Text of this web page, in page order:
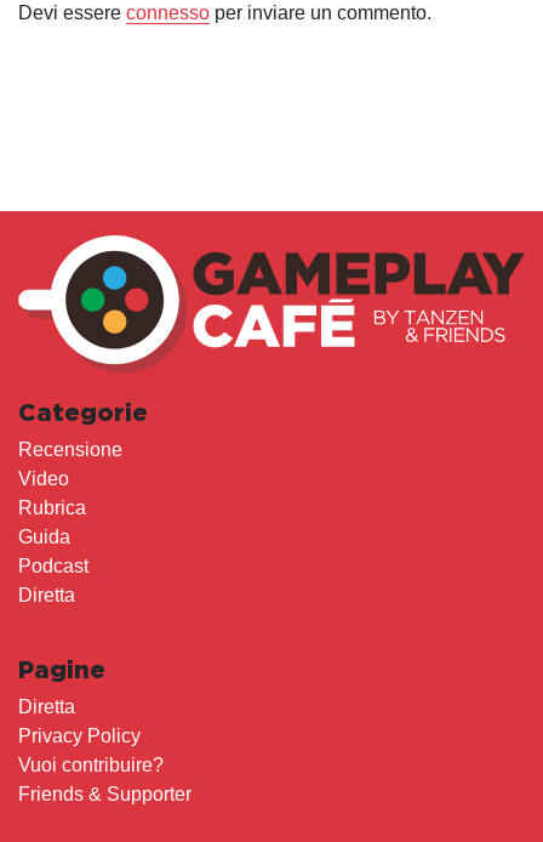
Devi essere connesso per inviare un commento.
Categorie
Recensione
Video
Rubrica
Guida
Podcast
Diretta
Pagine
Diretta
Privacy Policy
Vuoi contribuire?
Friends & Supporter